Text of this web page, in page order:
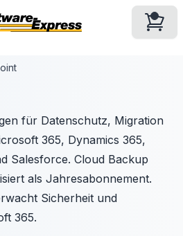
für Datenschutz, Migration
365, Dynamics 365,
Salesforce. Cloud Backup
als Jahresabonnement.
Sicherheit und
365.